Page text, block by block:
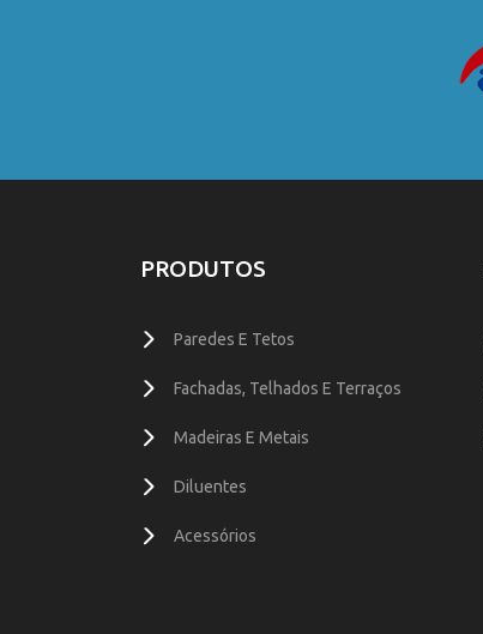
PRODUTOS
Paredes E Tetos
Fachadas, Telhados E Terraços
Madeiras E Metais
Diluentes
Acessórios